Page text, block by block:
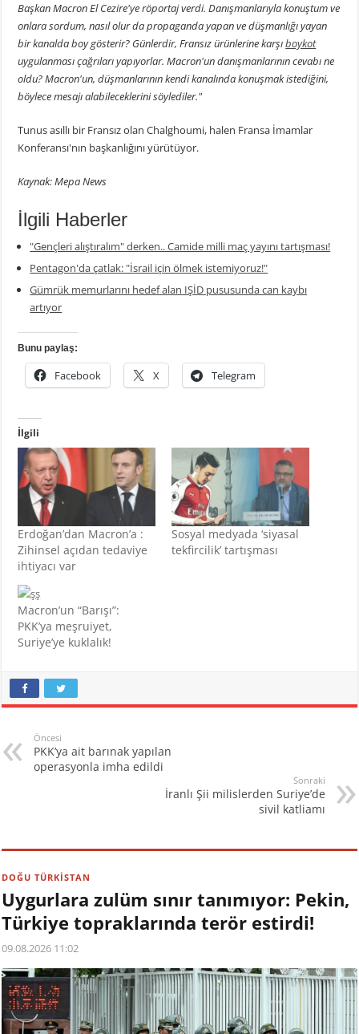
Başkan Macron El Cezire'ye röportaj verdi. Danışmanlarıyla konuştum ve
onlara sordum, nasıl olur da propaganda yapan ve düşmanlığı yayan
bir kanalda boy gösterir? Günlerdir, Fransız ürünlerine karşıboykot
uygulanması çağrıları yapıyorlar. Macron'un danışmanlarının cevabı ne
oldu? Macron'un, düşmanlarının kendi kanalında konuşmak istediğini,
böylece mesajı alabileceklerini söylediler."
Tunus asıllı bir Fransız olan Chalghoumi, halen Fransa İmamlar
Konferansı'nın başkanlığını yürütüyor.
Kaynak: Mepa News
İlgili Haberler
"Gençleri alıştıralım" derken.. Camide milli maç yayını tartışması!
Pentagon'da çatlak: "İsrail için ölmek istemiyoruz!"
Gümrük memurlarını hedef alan IŞİD pususunda can kaybı
artıyor
Bunu paylaş:
Facebook X Telegram
İlgili
Erdoğan’dan Macron’a :
Zihinsel açıdan tedaviye
ihtiyacı var
Sosyal medyada ‘siyasal
tekfircilik’ tartışması
Macron’un “Barışı”:
PKK’ya meşruiyet,
Suriye’ye kuklalık!
Öncesi
PKK’ya ait barınak yapılan
operasyonla imha edildi
Sonraki
İranlı Şii milislerden Suriye’de
sivil katliamı
DOĞU TÜRKİSTAN
Uygurlara zulüm sınır tanımıyor: Pekin,
Türkiye topraklarında terör estirdi!
09.08.2026 11:02